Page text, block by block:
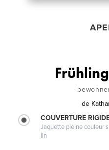
de
COUVERTURE
Jaquette pleine couleur
lin